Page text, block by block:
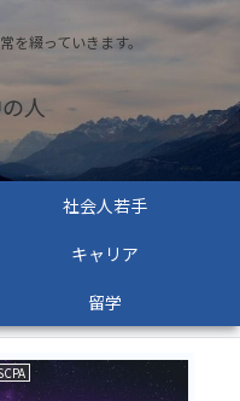
を綴っていきます。
人
社会人若手
キャリア
留学